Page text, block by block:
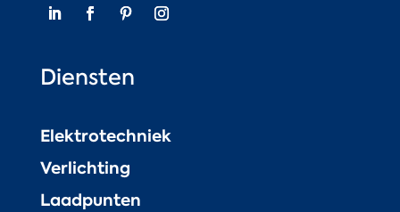
Diensten
Elektrotechniek
Verlichting
Laadpunten